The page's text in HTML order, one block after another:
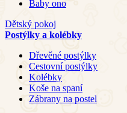
Baby ono
Dětský pokoj
Postýlky a kolébky
Dřevěné postýlky
Cestovní postýlky
Kolébky
Koše na spaní
Zábrany na postel